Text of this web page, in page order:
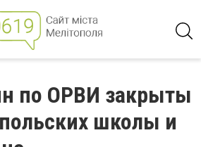
по ОРВИ закрыты
школы и